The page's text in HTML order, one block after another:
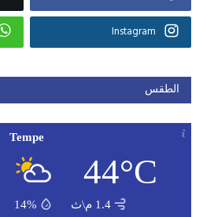
Instagram
الطقس
Tempe
44°C
1.4 م\ث 14%